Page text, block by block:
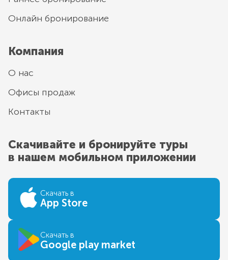
Онлайн бронирование
Компания
О нас
Офисы продаж
Контакты
Скачивайте и бронируйте туры
в нашем мобильном приложении
Скачать в
App Store
Скачать в
Google play market